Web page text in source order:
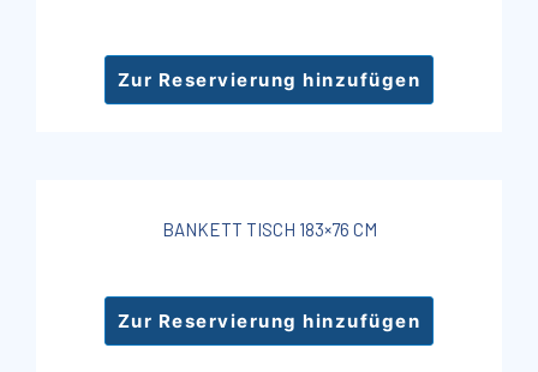
Zur Reservierung hinzufügen
BANKETT TISCH 183×76 CM
Zur Reservierung hinzufügen